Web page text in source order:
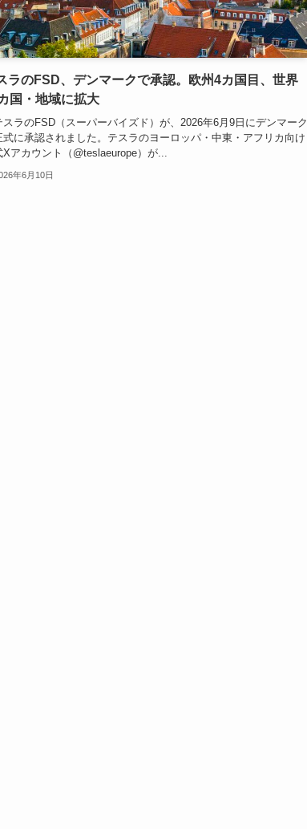
ラのFSD、デンマークで承認。欧州4カ国目、世界
国・地域に拡大
ラのFSD（スーパーバイズド）が、2026年6月9日にデンマーク
式に承認されました。テスラのヨーロッパ・中東・アフリカ向け
Xアカウント（@teslaeurope）が...
年6月10日